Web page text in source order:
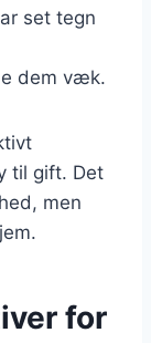
set tegn
dem væk.
til gift. Det
men
for